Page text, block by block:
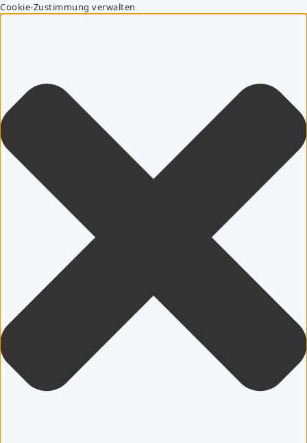
Cookie-Zustimmung verwalten